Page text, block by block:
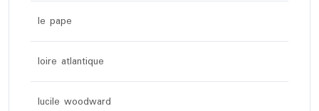
le pape
loire atlantique
lucile woodward